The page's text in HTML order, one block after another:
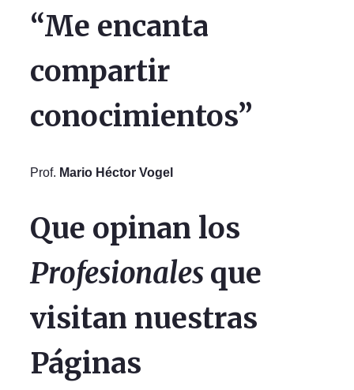
“Me encanta
compartir
conocimientos”
Prof. Mario Héctor Vogel
Que opinan los
Profesionales que
visitan nuestras
Páginas